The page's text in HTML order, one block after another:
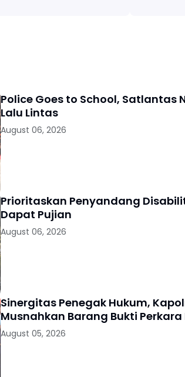
Police Goes to School, Satlantas
Lalu Lintas
August 06, 2026
Prioritaskan Penyandang
Dapat Pujian
August 06, 2026
Sinergitas Penegak Hukum,
Musnahkan Barang Bukti
August 05, 2026